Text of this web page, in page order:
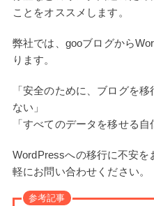
ことをオススメします。
弊社では、gooブログから
ります。
「安全のために、ブログを
ない」
「すべてのデータを移せる自
WordPressへの移行に不安
軽にお問い合わせください。
参考記事